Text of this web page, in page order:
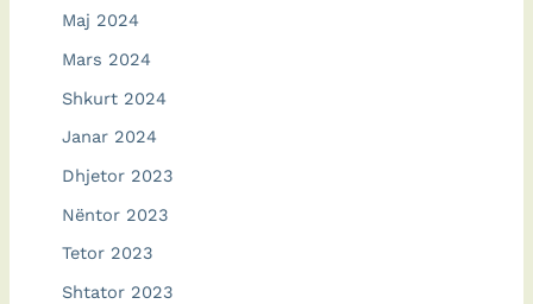
Maj 2024
Mars 2024
Shkurt 2024
Janar 2024
Dhjetor 2023
Nëntor 2023
Tetor 2023
Shtator 2023